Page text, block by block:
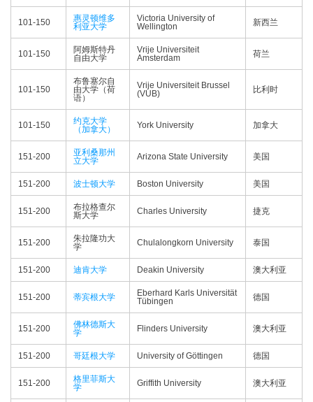
101-150
惠灵顿维多
利亚大学
Victoria University of
Wellington
新西兰
101-150
阿姆斯特丹
自由大学
Vrije Universiteit
Amsterdam
荷兰
101-150
布鲁塞尔自
由大学（荷
语）
Vrije Universiteit Brussel
(VUB)
比利时
101-150
约克大学
（加拿大）
York University 加拿大
151-200
亚利桑那州
立大学
Arizona State University 美国
151-200 波士顿大学 Boston University 美国
151-200
布拉格查尔
斯大学
Charles University 捷克
151-200
朱拉隆功大
学
Chulalongkorn University 泰国
151-200 迪肯大学 Deakin University 澳大利亚
151-200 蒂宾根大学
Eberhard Karls Universität
Tübingen
德国
151-200
佛林德斯大
学
Flinders University 澳大利亚
151-200 哥廷根大学 University of Göttingen 德国
151-200
格里菲斯大
学
Griffith University 澳大利亚